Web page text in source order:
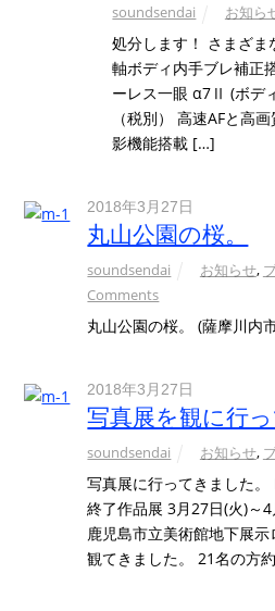
soundsendai お知ら
処分します！ さまざ
軸ボディ内手ブレ補正
ーレス一眼 α7Ⅱ (ボデ
（税別） 高速AFと高
影機能搭載 […]
2018年3月27日
丸山公園の桜。
soundsendai お知らせ,
Comments
丸山公園の桜。 (薩摩川内
2018年3月27日
写真展を観に行っ
soundsendai お知らせ,
写真展に行ってきました
終了作品展 3月27日(火)～
鹿児島市立美術館地下展
観てきました。 21名の方